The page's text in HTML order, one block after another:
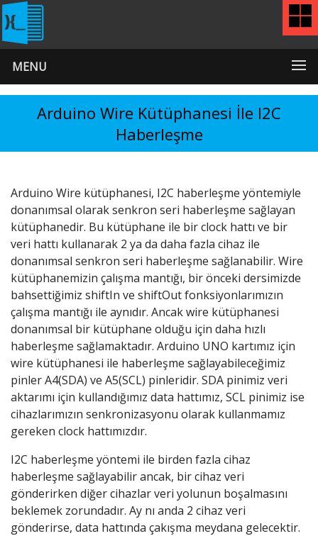
MENU
Arduino Wire Kütüphanesi İle I2C
Haberleşme
Arduino Wire kütüphanesi, I2C haberleşme yöntemiyle
donanımsal olarak senkron seri haberleşme sağlayan
kütüphanedir. Bu kütüphane ile bir clock hattı ve bir
veri hattı kullanarak 2 ya da daha fazla cihaz ile
donanımsal senkron seri haberleşme sağlanabilir. Wire
kütüphanemizin çalışma mantığı, bir önceki dersimizde
bahsettiğimiz shiftIn ve shiftOut fonksiyonlarımızın
çalışma mantığı ile aynıdır. Ancak wire kütüphanesi
donanımsal bir kütüphane olduğu için daha hızlı
haberleşme sağlamaktadır. Arduino UNO kartımız için
wire kütüphanesi ile haberleşme sağlayabileceğimiz
pinler A4(SDA) ve A5(SCL) pinleridir. SDA pinimiz veri
aktarımı için kullandığımız data hattımız, SCL pinimiz ise
cihazlarımızın senkronizasyonu olarak kullanmamız
gereken clock hattımızdır.
I2C haberleşme yöntemi ile birden fazla cihaz
haberleşme sağlayabilir ancak, bir cihaz veri
gönderirken diğer cihazlar veri yolunun boşalmasını
beklemek zorundadır. Ay nı anda 2 cihaz veri
gönderirse, data hattında çakışma meydana gelecektir.